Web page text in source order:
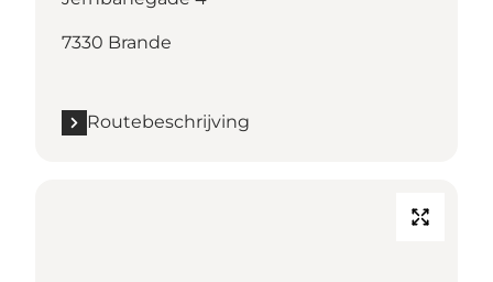
7330 Brande
Routebeschrijving